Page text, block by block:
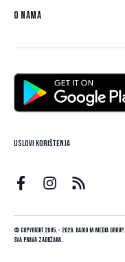
O nama
Uslovi korištenja
© Copyright 2005. - 2026. Radio M Media Group.
Sva prava zadržana.